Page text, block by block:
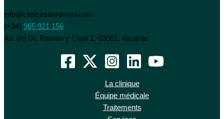
info@clinicasanroman.com
(+34) 965 921 156
Av. del Dr. Ramón y Cajal 1. 03001, Alicante
La clinique
Équipe médicale
Traitements